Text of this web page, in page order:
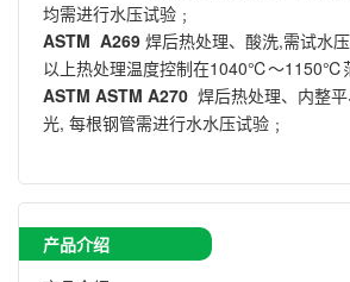
均需进行水压试验﹔
ASTM A269 焊后热处理、酸洗,需试水
以上热处理温度控制在1040℃～1150℃
ASTM ASTM A270 焊后热处理、内整
光, 每根钢管需进行水水压试验﹔
产品介绍